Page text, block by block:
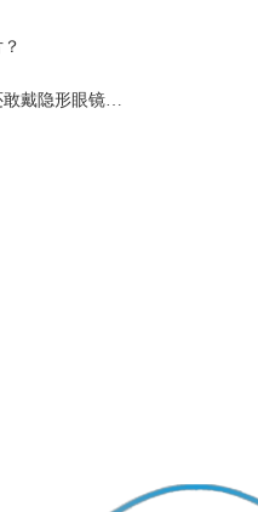
敢戴隐形眼镜…